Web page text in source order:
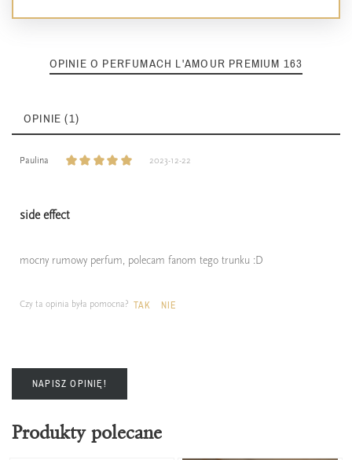
OPINIE O PERFUMACH L'AMOUR PREMIUM 163
OPINIE (1)
Paulina 2023-12-22
side effect
mocny rumowy perfum, polecam fanom tego trunku :D
Czy ta opinia była pomocna? TAK NIE
NAPISZ OPINIĘ!
Produkty polecane